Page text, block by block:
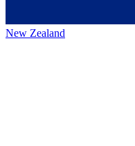
New Zealand